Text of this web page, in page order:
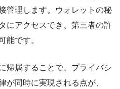
管理します。ウォレットの秘
にアクセスでき、第三者の許
能です。
帰属することで、プライバシ
が同時に実現される点が、